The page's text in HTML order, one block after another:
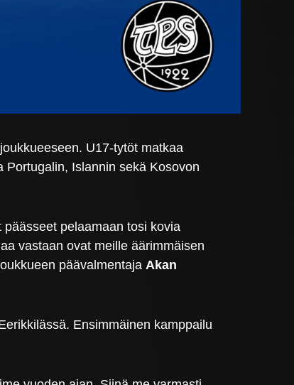
U17-tytöt matkaa
Islannin sekä Kosovon
pelaamaan tosi kovia
vastaan ovat meille äärimmäisen
päävalmentaja Akan
Ensimmäinen kamppailu